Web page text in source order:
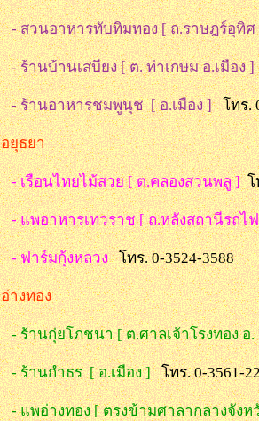
- สวนอาหารทับทิมทอง [ ถ.ราษฎร์อุทิ
- ร้านบ้านเสบียง [ ต. ท่าเกษม อ.เมือง
- ร้านอาหารชมพูนุช [ อ.เมือง ]โทร.
อยุธยา
- เรือนไทยไม้สวย [ ต.คลองสวนพลู ]โ
- แพอาหารเทวราช [ ถ.หลังสถานีรถ
- ฟาร์มกุ้งหลวงโทร. 0-3524-3588
อ่างทอง
- ร้านกุ่ยโภชนา [ ต.ศาลเจ้าโรงทอง
- ร้านกำธร [ อ.เมือง ]โทร. 0-3561-
- แพอ่างทอง [ ตรงข้ามศาลากลางจังห